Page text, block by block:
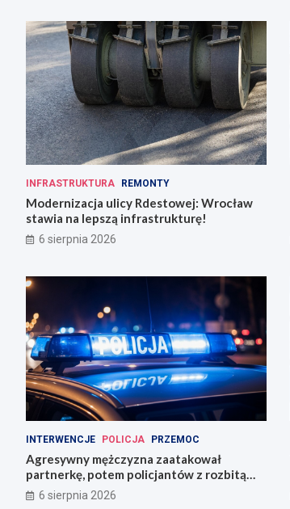
INFRASTRUKTURA REMONTY
Modernizacja ulicy Rdestowej: Wrocław
stawia na lepszą infrastrukturę!
6 sierpnia 2026
INTERWENCJE POLICJA PRZEMOC
Agresywny mężczyzna zaatakował
partnerkę, potem policjantów z rozbitą
butelką
6 sierpnia 2026